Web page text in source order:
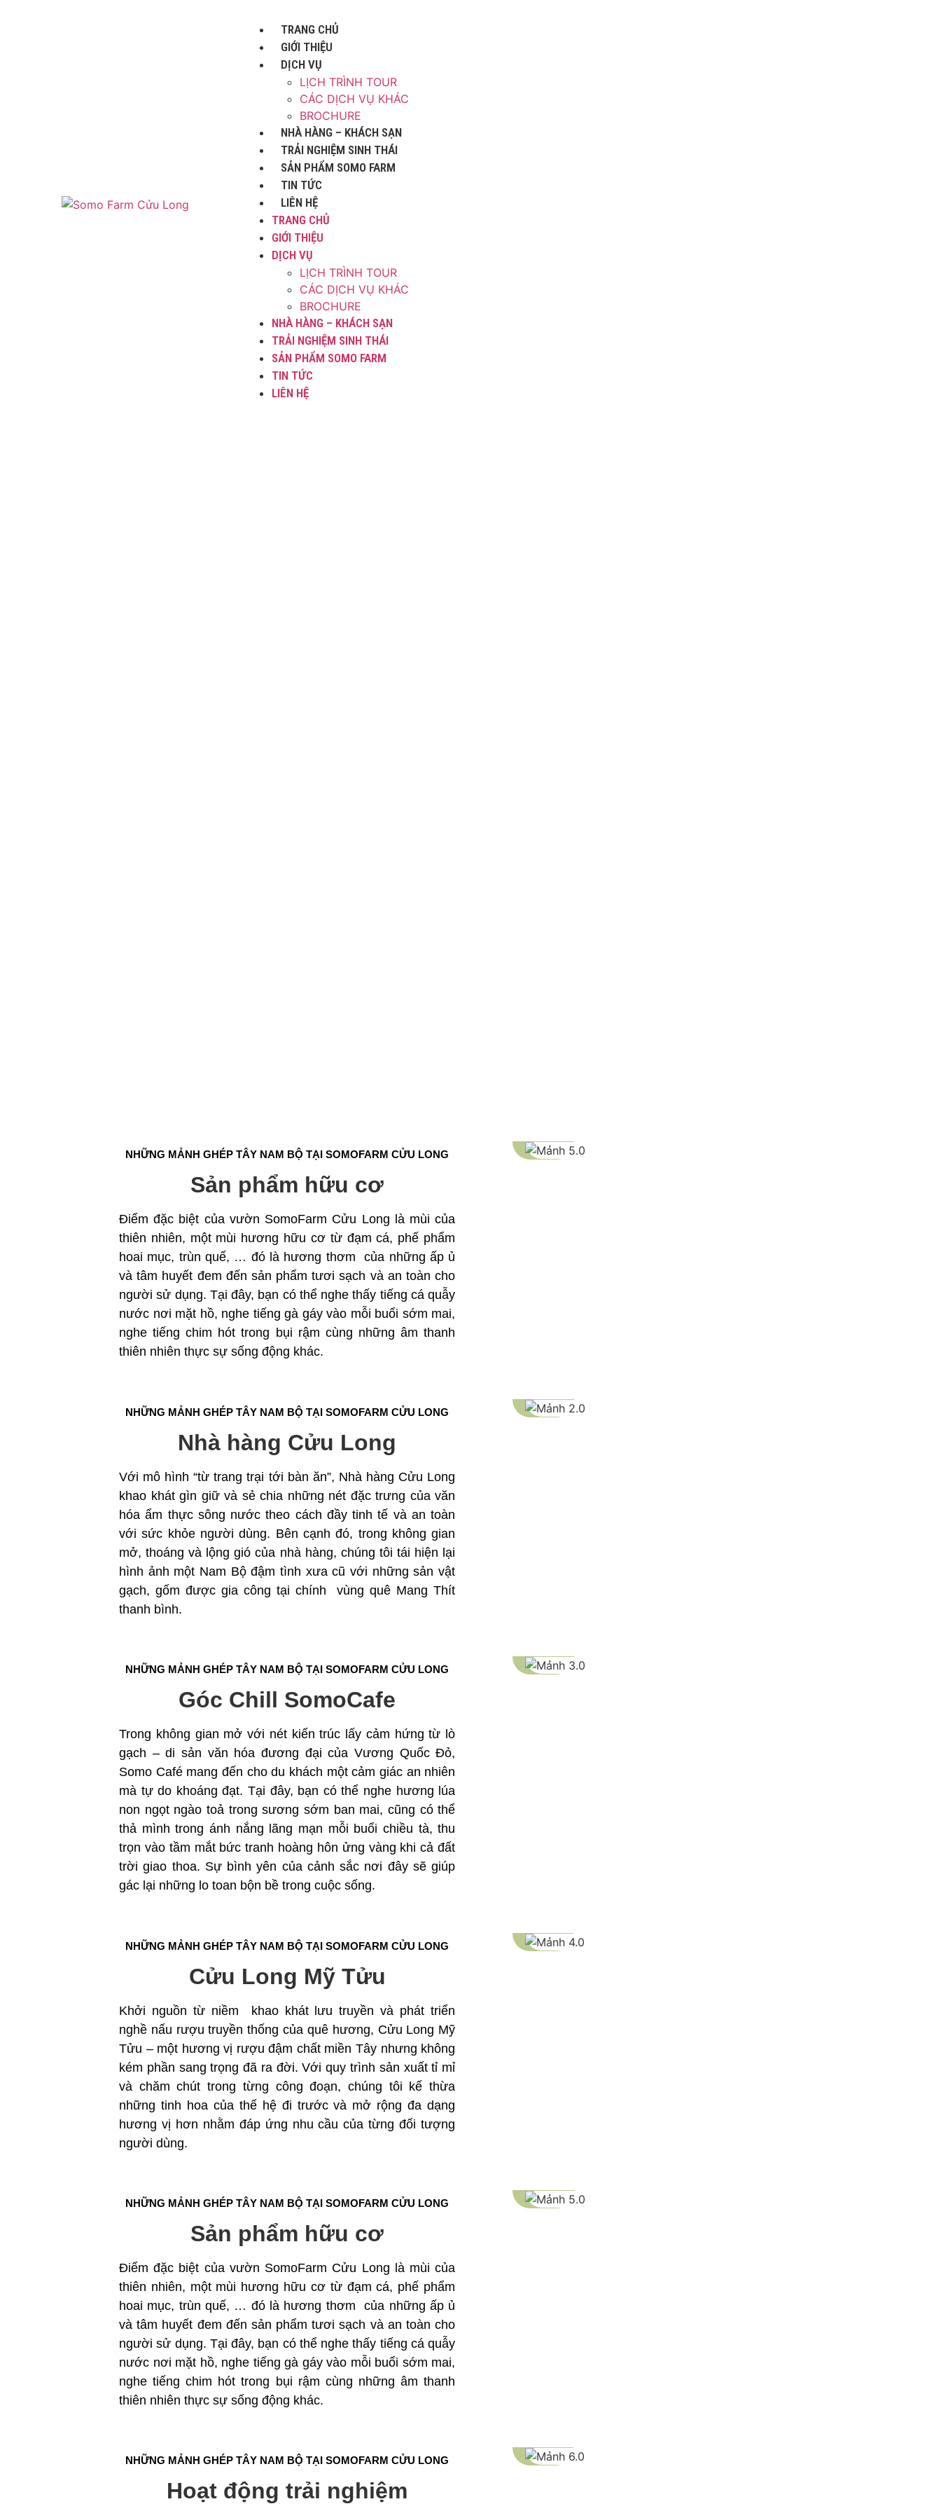
TRANG CHỦ
GIỚI THIỆU
DỊCH VỤ
LỊCH TRÌNH TOUR
CÁC DỊCH VỤ KHÁC
BROCHURE
NHÀ HÀNG – KHÁCH SẠN
TRẢI NGHIỆM SINH THÁI
SẢN PHẨM SOMO FARM
TIN TỨC
LIÊN HỆ
TRANG CHỦ
GIỚI THIỆU
DỊCH VỤ
LỊCH TRÌNH TOUR
CÁC DỊCH VỤ KHÁC
BROCHURE
NHÀ HÀNG – KHÁCH SẠN
TRẢI NGHIỆM SINH THÁI
SẢN PHẨM SOMO FARM
TIN TỨC
LIÊN HỆ
NHỮNG MẢNH GHÉP TÂY NAM BỘ TẠI SOMOFARM CỬU LONG
Sản phẩm hữu cơ
Điểm đặc biệt của vườn SomoFarm Cửu Long là mùi của
thiên nhiên, một mùi hương hữu cơ từ đạm cá, phế phẩm
hoai mục, trùn quế, … đó là hương thơm của những ấp ủ
và tâm huyết đem đến sản phẩm tươi sạch và an toàn cho
người sử dụng. Tại đây, bạn có thể nghe thấy tiếng cá quẫy
nước nơi mặt hồ, nghe tiếng gà gáy vào mỗi buổi sớm mai,
nghe tiếng chim hót trong bụi rậm cùng những âm thanh
thiên nhiên thực sự sống động khác.
NHỮNG MẢNH GHÉP TÂY NAM BỘ TẠI SOMOFARM CỬU LONG
Nhà hàng Cửu Long
Với mô hình “từ trang trại tới bàn ăn”, Nhà hàng Cửu Long
khao khát gìn giữ và sẻ chia những nét đặc trưng của văn
hóa ẩm thực sông nước theo cách đầy tinh tế và an toàn
với sức khỏe người dùng. Bên cạnh đó, trong không gian
mở, thoáng và lộng gió của nhà hàng, chúng tôi tái hiện lại
hình ảnh một Nam Bộ đậm tình xưa cũ với những sản vật
gạch, gốm được gia công tại chính vùng quê Mang Thít
thanh bình.
NHỮNG MẢNH GHÉP TÂY NAM BỘ TẠI SOMOFARM CỬU LONG
Góc Chill SomoCafe
Trong không gian mở với nét kiến trúc lấy cảm hứng từ lò
gạch – di sản văn hóa đương đại của Vương Quốc Đỏ,
Somo Café mang đến cho du khách một cảm giác an nhiên
mà tự do khoáng đạt. Tại đây, bạn có thể nghe hương lúa
non ngọt ngào toả trong sương sớm ban mai, cũng có thể
thả mình trong ánh nắng lãng mạn mỗi buổi chiều tà, thu
trọn vào tầm mắt bức tranh hoàng hôn ửng vàng khi cả đất
trời giao thoa. Sự bình yên của cảnh sắc nơi đây sẽ giúp
gác lại những lo toan bộn bề trong cuộc sống.
NHỮNG MẢNH GHÉP TÂY NAM BỘ TẠI SOMOFARM CỬU LONG
Cửu Long Mỹ Tửu
Khởi nguồn từ niềm khao khát lưu truyền và phát triển
nghề nấu rượu truyền thống của quê hương, Cửu Long Mỹ
Tửu – một hương vị rượu đậm chất miền Tây nhưng không
kém phần sang trọng đã ra đời. Với quy trình sản xuất tỉ mỉ
và chăm chút trong từng công đoạn, chúng tôi kế thừa
những tinh hoa của thế hệ đi trước và mở rộng đa dạng
hương vị hơn nhằm đáp ứng nhu cầu của từng đối tượng
người dùng.
NHỮNG MẢNH GHÉP TÂY NAM BỘ TẠI SOMOFARM CỬU LONG
Sản phẩm hữu cơ
Điểm đặc biệt của vườn SomoFarm Cửu Long là mùi của
thiên nhiên, một mùi hương hữu cơ từ đạm cá, phế phẩm
hoai mục, trùn quế, … đó là hương thơm của những ấp ủ
và tâm huyết đem đến sản phẩm tươi sạch và an toàn cho
người sử dụng. Tại đây, bạn có thể nghe thấy tiếng cá quẫy
nước nơi mặt hồ, nghe tiếng gà gáy vào mỗi buổi sớm mai,
nghe tiếng chim hót trong bụi rậm cùng những âm thanh
thiên nhiên thực sự sống động khác.
NHỮNG MẢNH GHÉP TÂY NAM BỘ TẠI SOMOFARM CỬU LONG
Hoạt động trải nghiệm